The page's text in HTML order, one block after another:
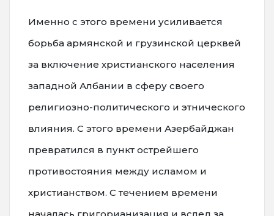
Именно с этого времени усиливается
борьба армянской и грузинской церквей
за включение христианского населения
западной Албании в сферу своего
религиозно-политического и этнического
влияния. С этого времени Азербайджан
превратился в пункт острейшего
противостояния между исламом и
христианством. С течением времени